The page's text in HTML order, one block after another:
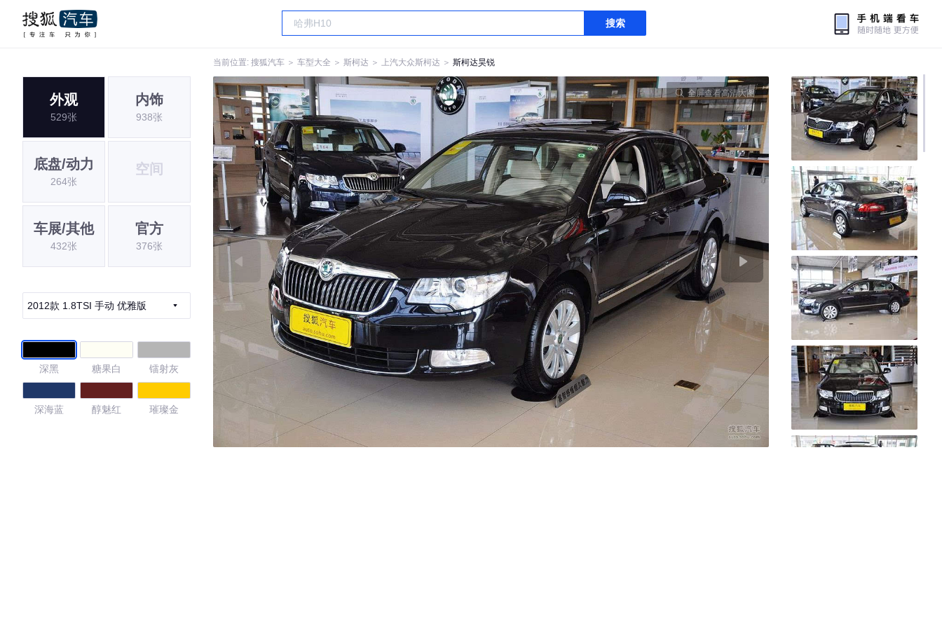
搜索
当前位置: 搜狐汽车 ＞ 车型大全 ＞ 斯柯达 ＞ 上汽大众斯柯达 ＞ 斯柯达昊锐
外观
529张
内饰
938张
底盘/动力
264张
空间
车展/其他
432张
官方
376张
2012款 1.8TSI 手动 优雅版
深黑 糖果白 镭射灰
深海蓝 醇魅红 璀璨金
全屏查看高清大图